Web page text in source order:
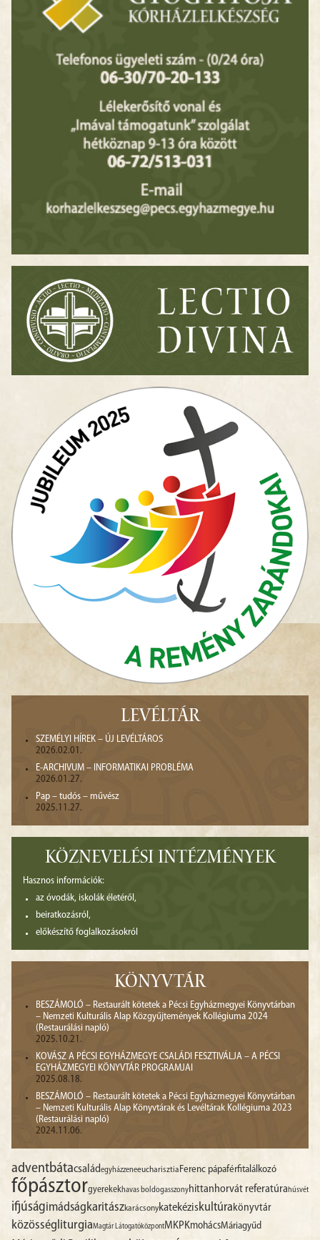
LEVÉLTÁR
SZEMÉLYI HÍREK – ÚJ LEVÉLTÁROS
2026.02.01.
E-ARCHIVUM – INFORMATIKAI PROBLÉMA
2026.01.27.
Pap – tudós – művész
2025.11.27.
KÖZNEVELÉSI INTÉZMÉNYEK
Hasznos információk:
az óvodák, iskolák életéről,
beiratkozásról,
előkészítő foglalkozásokról
KÖNYVTÁR
BESZÁMOLÓ – Restaurált kötetek a Pécsi Egyházmegyei Könyvtárban
– Nemzeti Kulturális Alap Közgyűjtemények Kollégiuma 2024
(Restaurálási napló)
2025.10.21.
KOVÁSZ A PÉCSI EGYHÁZMEGYE CSALÁDI FESZTIVÁLJA – A PÉCSI
EGYHÁZMEGYEI KÖNYVTÁR PROGRAMJAI
2025.08.18.
BESZÁMOLÓ – Restaurált kötetek a Pécsi Egyházmegyei Könyvtárban
– Nemzeti Kulturális Alap Könyvtárak és Levéltárak Kollégiuma 2023
(Restaurálási napló)
2024.11.06.
adventbátacsaládegyházzeneeucharisztiaFerenc pápaférfitalálkozó
főpásztorgyerekekhavas boldogasszonyhittanhorvát referatúrahúsvét
ifjúságimádságkaritászkarácsonykatekéziskultúrakönyvtár
közösségliturgiaMagtár LátogatóközpontMKPKmohácsMáriagyűd